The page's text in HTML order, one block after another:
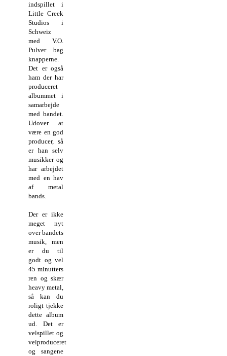
indspillet i
Little Creek
Studios i
Schweiz
med V.O.
Pulver bag
knapperne.
Det er også
ham der har
produceret
albummet i
samarbejde
med bandet.
Udover at
være en god
producer, så
er han selv
musikker og
har arbejdet
med en hav
af metal
bands.
Der er ikke
meget nyt
over bandets
musik, men
er du til
godt og vel
45 minutters
ren og skær
heavy metal,
så kan du
roligt tjekke
dette album
ud. Det er
velspillet og
velproduceret
og sangene